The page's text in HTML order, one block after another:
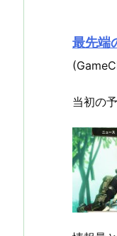
最先端
当初の